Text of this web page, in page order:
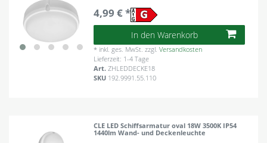
4,99 € *
In den Warenkorb
* inkl. ges. MwSt. zzgl.Versandkosten
Lieferzeit: 1-4 Tage
Art.ZHLEDDECKE18
SKU 192.9991.55.110
CLE LED Schiffsarmatur oval 18W 3500K IP54
1440lm Wand- und Deckenleuchte